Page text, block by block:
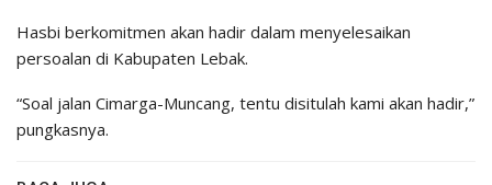
Hasbi berkomitmen akan hadir dalam menyelesaikan
persoalan di Kabupaten Lebak.
“Soal jalan Cimarga-Muncang, tentu disitulah kami akan hadir,”
pungkasnya.